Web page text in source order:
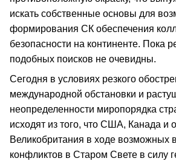
искать собственные основы для
формирования СК обеспечения
безопасности на континенте. Пока
подобных поисков не очевидны.
Сегодня в условиях резкого
международной обстановки и
неопределенности миропорядка
исходят из того, что США, Канада и
Великобритания в ходе возможных
конфликтов в Старом Свете в силу